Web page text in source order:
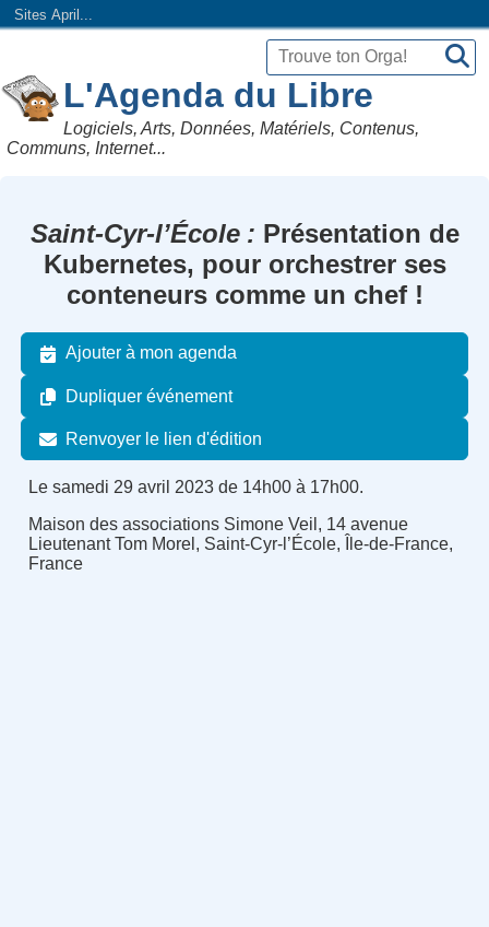
Sites April...
L'Agenda du Libre
Logiciels, Arts, Données, Matériels, Contenus,
Communs, Internet...
Saint-Cyr-l’École
Présentation de
Kubernetes, pour orchestrer ses
conteneurs comme un chef !
Ajouter à mon agenda
Dupliquer événement
Renvoyer le lien d'édition
Le samedi 29 avril 2023 de 14h00 à 17h00.
Maison des associations Simone Veil, 14 avenue
Lieutenant Tom Morel, Saint-Cyr-l’École, Île-de-France,
France